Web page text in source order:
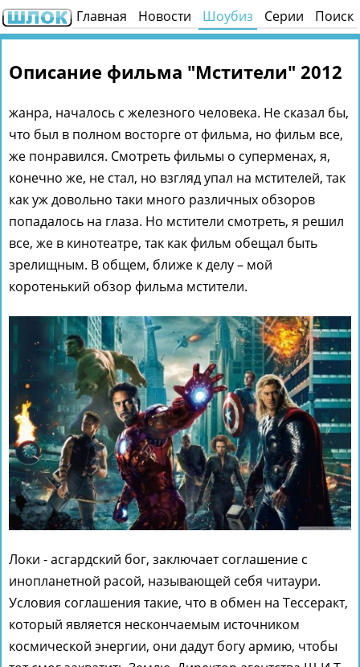
Главная Новости Шоубиз Серии Поиск
Описание фильма "Мстители" 2012
жанра, началось с железного человека. Не сказал бы,
что был в полном восторге от фильма, но фильм все,
же понравился. Смотреть фильмы о суперменах, я,
конечно же, не стал, но взгляд упал на мстителей, так
как уж довольно таки много различных обзоров
попадалось на глаза. Но мстители смотреть, я решил
все, же в кинотеатре, так как фильм обещал быть
зрелищным. В общем, ближе к делу – мой
коротенький обзор фильма мстители.
Локи - асгардский бог, заключает соглашение с
инопланетной расой, называющей себя читаури.
Условия соглашения такие, что в обмен на Тессеракт,
который является нескончаемым источником
космической энергии, они дадут богу армию, чтобы